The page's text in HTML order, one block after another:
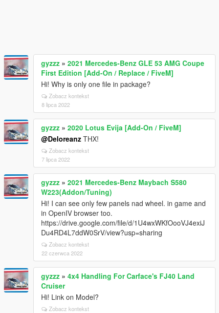
gyzzz » 2021 Mercedes-Benz GLE 53 AMG Coupe
First Edition [Add-On / Replace / FiveM]
Hi! Why is only one file in package?
Zobacz kontekst
8 lipca 2022
gyzzz » 2020 Lotus Evija [Add-On / FiveM]
@Deloreanz THX!
Zobacz kontekst
7 lipca 2022
gyzzz » 2021 Mercedes-Benz Maybach S580
W223(Addon/Tuning)
Hi! I can see only few panels nad wheel. in game and
in OpenIV browser too.
https://drive.google.com/file/d/1U4wxWKfOooVJ4exiJ
Du4RD4L7ddW0SrV/view?usp=sharing
Zobacz kontekst
22 czerwca 2022
gyzzz » 4x4 Handling For Carface's FJ40 Land
Cruiser
Hi! Link on Model?
Zobacz kontekst